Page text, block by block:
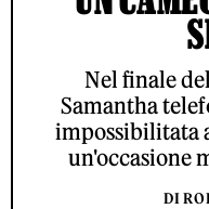
Nel finale
Samantha
impossibilitata
un'occasione
DI